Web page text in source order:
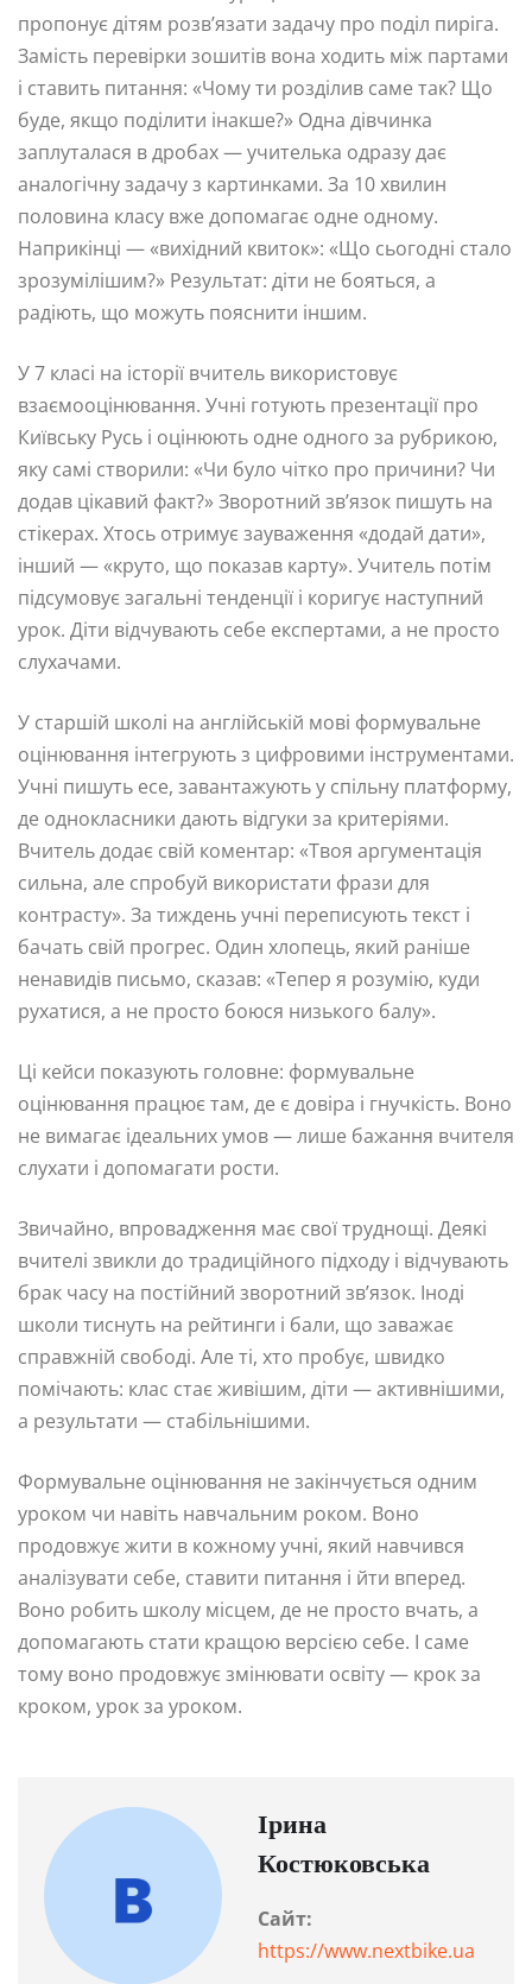
пропонує дітям розв’язати задачу про поділ пиріга.
Замість перевірки зошитів вона ходить між партами
і ставить питання: «Чому ти розділив саме так? Що
буде, якщо поділити інакше?» Одна дівчинка
заплуталася в дробах — учителька одразу дає
аналогічну задачу з картинками. За 10 хвилин
половина класу вже допомагає одне одному.
Наприкінці — «вихідний квиток»: «Що сьогодні стало
зрозумілішим?» Результат: діти не бояться, а
радіють, що можуть пояснити іншим.
У 7 класі на історії вчитель використовує
взаємооцінювання. Учні готують презентації про
Київську Русь і оцінюють одне одного за рубрикою,
яку самі створили: «Чи було чітко про причини? Чи
додав цікавий факт?» Зворотний зв’язок пишуть на
стікерах. Хтось отримує зауваження «додай дати»,
інший — «круто, що показав карту». Учитель потім
підсумовує загальні тенденції і коригує наступний
урок. Діти відчувають себе експертами, а не просто
слухачами.
У старшій школі на англійській мові формувальне
оцінювання інтегрують з цифровими інструментами.
Учні пишуть есе, завантажують у спільну платформу,
де однокласники дають відгуки за критеріями.
Вчитель додає свій коментар: «Твоя аргументація
сильна, але спробуй використати фрази для
контрасту». За тиждень учні переписують текст і
бачать свій прогрес. Один хлопець, який раніше
ненавидів письмо, сказав: «Тепер я розумію, куди
рухатися, а не просто боюся низького балу».
Ці кейси показують головне: формувальне
оцінювання працює там, де є довіра і гнучкість. Воно
не вимагає ідеальних умов — лише бажання вчителя
слухати і допомагати рости.
Звичайно, впровадження має свої труднощі. Деякі
вчителі звикли до традиційного підходу і відчувають
брак часу на постійний зворотний зв’язок. Іноді
школи тиснуть на рейтинги і бали, що заважає
справжній свободі. Але ті, хто пробує, швидко
помічають: клас стає живішим, діти — активнішими,
а результати — стабільнішими.
Формувальне оцінювання не закінчується одним
уроком чи навіть навчальним роком. Воно
продовжує жити в кожному учні, який навчився
аналізувати себе, ставити питання і йти вперед.
Воно робить школу місцем, де не просто вчать, а
допомагають стати кращою версією себе. І саме
тому воно продовжує змінювати освіту — крок за
кроком, урок за уроком.
Ірина
Костюковська
Сайт:
https://www.nextbike.ua